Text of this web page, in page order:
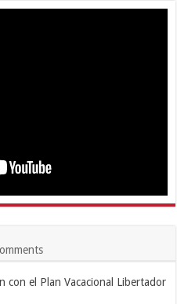
con el Plan Vacacional Libertador